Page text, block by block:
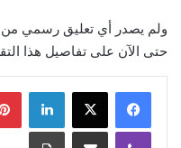
ولم يصدر أي تعليق رسمي من
حتى الآن على تفاصيل هذا
ڤايبر مشاركة عبر البريد طباعة